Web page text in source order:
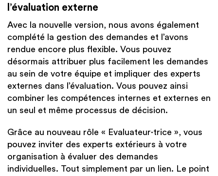
l’évaluation externe
Avec la nouvelle version, nous avons également
complété la gestion des demandes et l’avons
rendue encore plus flexible. Vous pouvez
désormais attribuer plus facilement les demandes
au sein de votre équipe et impliquer des experts
externes dans l’évaluation. Vous pouvez ainsi
combiner les compétences internes et externes en
un seul et même processus de décision.
Grâce au nouveau rôle « Evaluateur·trice », vous
pouvez inviter des experts extérieurs à votre
organisation à évaluer des demandes
individuelles. Tout simplement par un lien. Le point